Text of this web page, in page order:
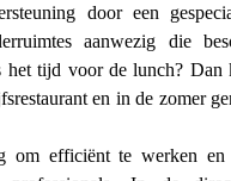
door een
aanwezig die
het tijd voor de lunch? Dan
en in de zomer
om efficiënt te werken